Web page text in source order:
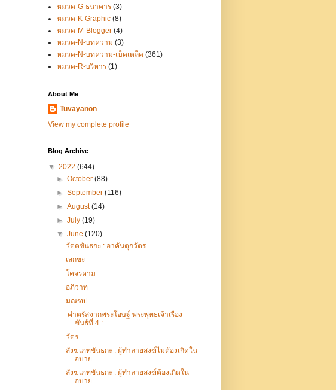
หมวด-G-ธนาคาร (3)
หมวด-K-Graphic (8)
หมวด-M-Blogger (4)
หมวด-N-บทความ (3)
หมวด-N-บทความ-เบ็ดเตล็ด (361)
หมวด-R-บริหาร (1)
About Me
Tuvayanon
View my complete profile
Blog Archive
▼ 2022 (644)
►October(88)
►September(116)
►August(14)
►July(19)
▼June(120)
วัตตขันธกะ : อาคันตุกวัตร
เสกขะ
โคจรคาม
อภิวาท
มณฑป
คำตรัสจากพระโอษฐ์ พระพุทธเจ้าเรื่อง
ขันธ์ที่ 4 : ...
วัตร
สังฆเภทขันธกะ : ผู้ทำลายสงฆ์ไม่ต้องเกิดใน
อบาย
สังฆเภทขันธกะ : ผู้ทำลายสงฆ์ต้องเกิดใน
อบาย